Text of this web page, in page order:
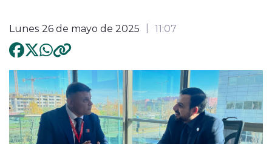
Lunes 26 de mayo de 2025 11:07